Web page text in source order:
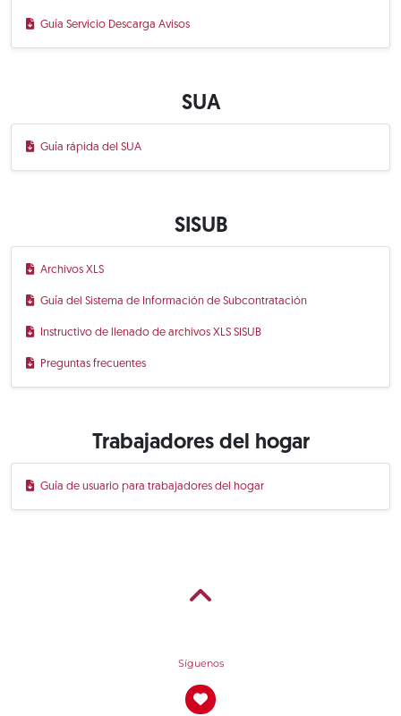
Guía Servicio Descarga Avisos
SUA
Guía rápida del SUA
SISUB
Archivos XLS
Guía del Sistema de Información de Subcontratación
Instructivo de llenado de archivos XLS SISUB
Preguntas frecuentes
Trabajadores del hogar
Guía de usuario para trabajadores del hogar
Síguenos